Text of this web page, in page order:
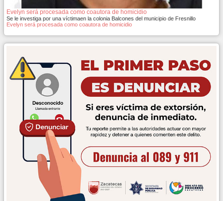
Evelyn será procesada como coautora de homicidio
Se le investiga por una víctimaen la colonia Balcones del municipio de Fresnillo
Evelyn será procesada como coautora de homicidio